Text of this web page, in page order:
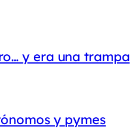
y era una trampa
y pymes